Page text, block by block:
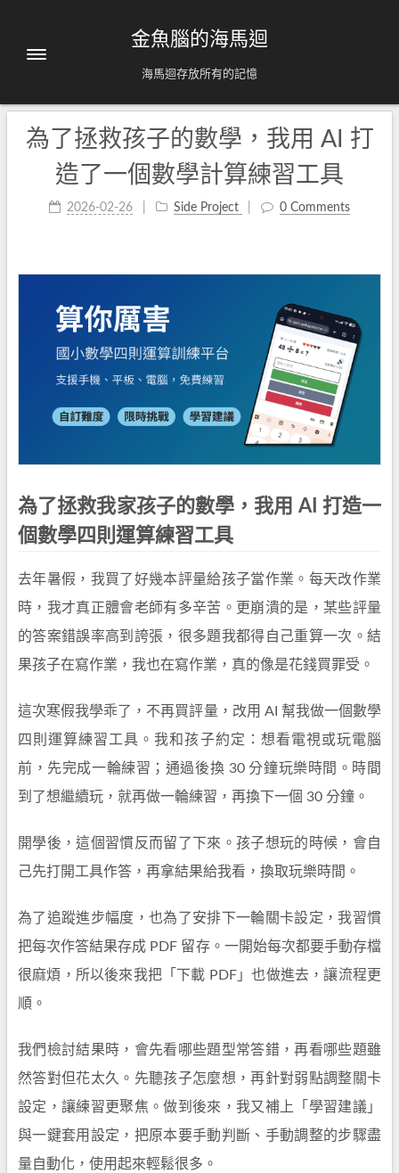
金魚腦的海馬迴
海馬迴存放所有的記憶
為了拯救孩子的數學，我用 AI 打
造了一個數學計算練習工具
2026-02-26 Side Project 0 Comments
為了拯救我家孩子的數學，我用 AI 打造一
個數學四則運算練習工具
去年暑假，我買了好幾本評量給孩子當作業。每天改作業
時，我才真正體會老師有多辛苦。更崩潰的是，某些評量
的答案錯誤率高到誇張，很多題我都得自己重算一次。結
果孩子在寫作業，我也在寫作業，真的像是花錢買罪受。
這次寒假我學乖了，不再買評量，改用 AI 幫我做一個數學
四則運算練習工具。我和孩子約定：想看電視或玩電腦
前，先完成一輪練習；通過後換 30 分鐘玩樂時間。時間
到了想繼續玩，就再做一輪練習，再換下一個 30 分鐘。
開學後，這個習慣反而留了下來。孩子想玩的時候，會自
己先打開工具作答，再拿結果給我看，換取玩樂時間。
為了追蹤進步幅度，也為了安排下一輪關卡設定，我習慣
把每次作答結果存成 PDF 留存。一開始每次都要手動存檔
很麻煩，所以後來我把「下載 PDF」也做進去，讓流程更
順。
我們檢討結果時，會先看哪些題型常答錯，再看哪些題雖
然答對但花太久。先聽孩子怎麼想，再針對弱點調整關卡
設定，讓練習更聚焦。做到後來，我又補上「學習建議」
與一鍵套用設定，把原本要手動判斷、手動調整的步驟盡
量自動化，使用起來輕鬆很多。